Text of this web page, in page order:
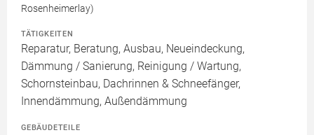
Rosenheimerlay)
TÄTIGKEITEN
Reparatur, Beratung, Ausbau, Neueindeckung,
Dämmung / Sanierung, Reinigung / Wartung,
Schornsteinbau, Dachrinnen & Schneefänger,
Innendämmung, Außendämmung
GEBÄUDETEILE